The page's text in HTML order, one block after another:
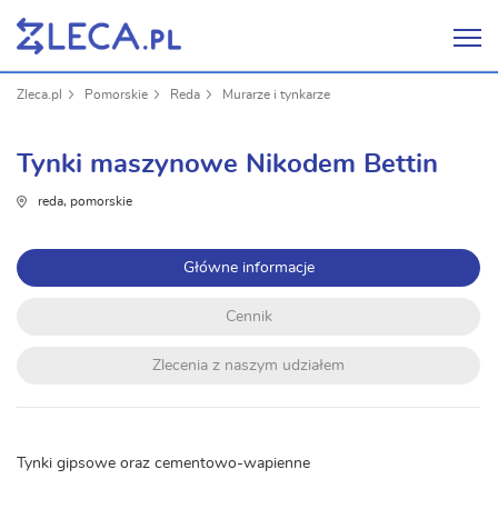
Zleca.pl Pomorskie Reda Murarze i tynkarze
Tynki maszynowe Nikodem Bettin
reda, pomorskie
Główne informacje
Cennik
Zlecenia z naszym udziałem
Tynki gipsowe oraz cementowo-wapienne